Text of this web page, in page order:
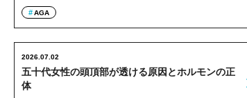
AGA
五十代女性の頭頂部が透ける原因とホルモンの正
体
2026.07.02